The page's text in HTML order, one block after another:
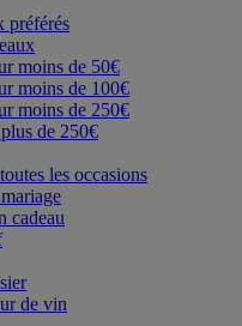
préférés
moins de 50€
moins de 100€
moins de 250€
de 250€
les occasions
cadeau
de vin